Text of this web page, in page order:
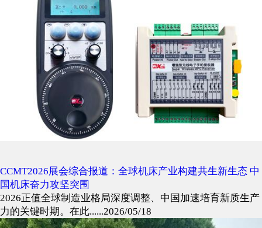
CCMT2026展会综合报道：全球机床产业构建共生新生态 中
国机床奋力攻坚突围
2026正值全球制造业格局深度调整、中国加速培育新质生产
力的关键时期。在此......2026/05/18